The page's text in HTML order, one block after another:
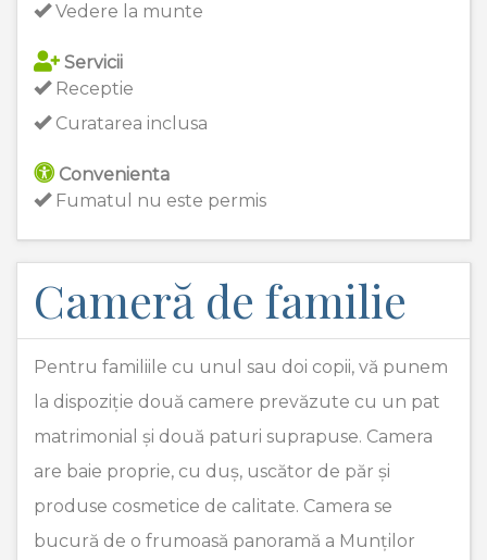
Vedere la munte
Servicii
Receptie
Curatarea inclusa
Convenienta
Fumatul nu este permis
Cameră de familie
Pentru familiile cu unul sau doi copii, vă punem
la dispoziție două camere prevăzute cu un pat
matrimonial și două paturi suprapuse. Camera
are baie proprie, cu duș, uscător de păr și
produse cosmetice de calitate. Camera se
bucură de o frumoasă panoramă a Munților